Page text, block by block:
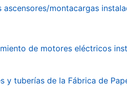
montacargas
de motores eléctricos
y tuberías de la Fábrica de